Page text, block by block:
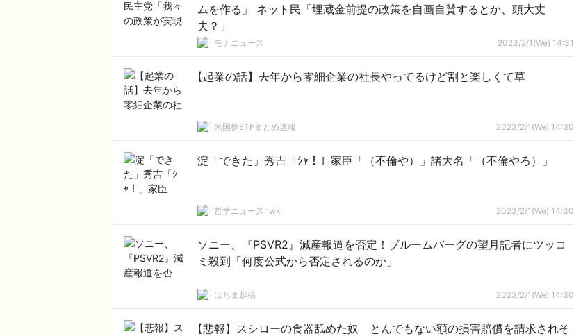
ムを作る」 ネット民「埋蔵金前提の政策を自画自賛するとか、頭大丈
夫？」
モナニュース 2023/2/1(We) 14:31
【起業の話】去年から零細企業の社長やってるけど割と楽しくて草
米国株ETFまとめ速報 2023/2/1(We) 14:30
淀「できた」秀吉「ｼｬ！」家臣「（不倫や）」諸大名「（不倫やろ）」
哲学ニュースnwk 2023/2/1(We) 14:30
ソニー、『PSVR2』減産報道を否定！ブルームバーグの望月記者にツッコ
ミ殺到「何度公式から否定されるのか」
はちま起稿 2023/2/1(We) 14:30
【悲報】スシローの食器舐めた奴 とんでもない額の損害賠償を請求されそ